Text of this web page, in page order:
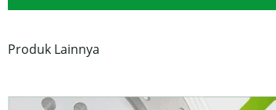
Produk Lainnya